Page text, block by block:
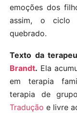
emoções dos
assim, o ciclo
quebrado.
Texto da
Brandt. Ela
em terapia
terapia de
Tradução e livre